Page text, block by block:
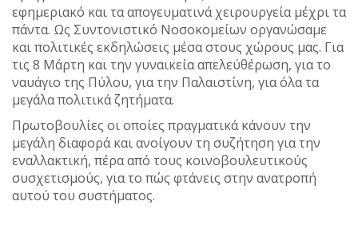
εφημεριακό και τα απογευματινά χειρουργεία μέχρι τα
πάντα. Ως Συντονιστικό Νοσοκομείων οργανώσαμε
και πολιτικές εκδηλώσεις μέσα στους χώρους μας. Για
τις 8 Μάρτη και την γυναικεία απελεύθέρωση, για το
ναυάγιο της Πύλου, για την Παλαιστίνη, για όλα τα
μεγάλα πολιτικά ζητήματα.
Πρωτοβουλίες οι οποίες πραγματικά κάνουν την
μεγάλη διαφορά και ανοίγουν τη συζήτηση για την
εναλλακτική, πέρα από τους κοινοβουλευτικούς
συσχετισμούς, για το πώς φτάνεις στην ανατροπή
αυτού του συστήματος.